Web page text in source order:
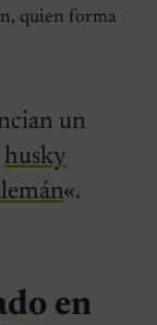
quien forma
un
husky
«.
en